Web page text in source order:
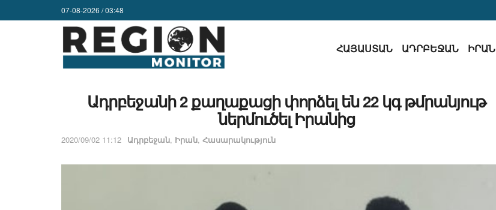
07-08-2026 / 03:48
ՀԱՅԱՍՏԱՆ ԱԴՐԲԵՋԱՆ ԻՐԱՆ
Ադրբեջանի 2 քաղաքացի փորձել են 22 կգ թմրանյութ
ներմուծել Իրանից
2020/09/02 11:12 Ադրբեջան, Իրան, Հասարակություն